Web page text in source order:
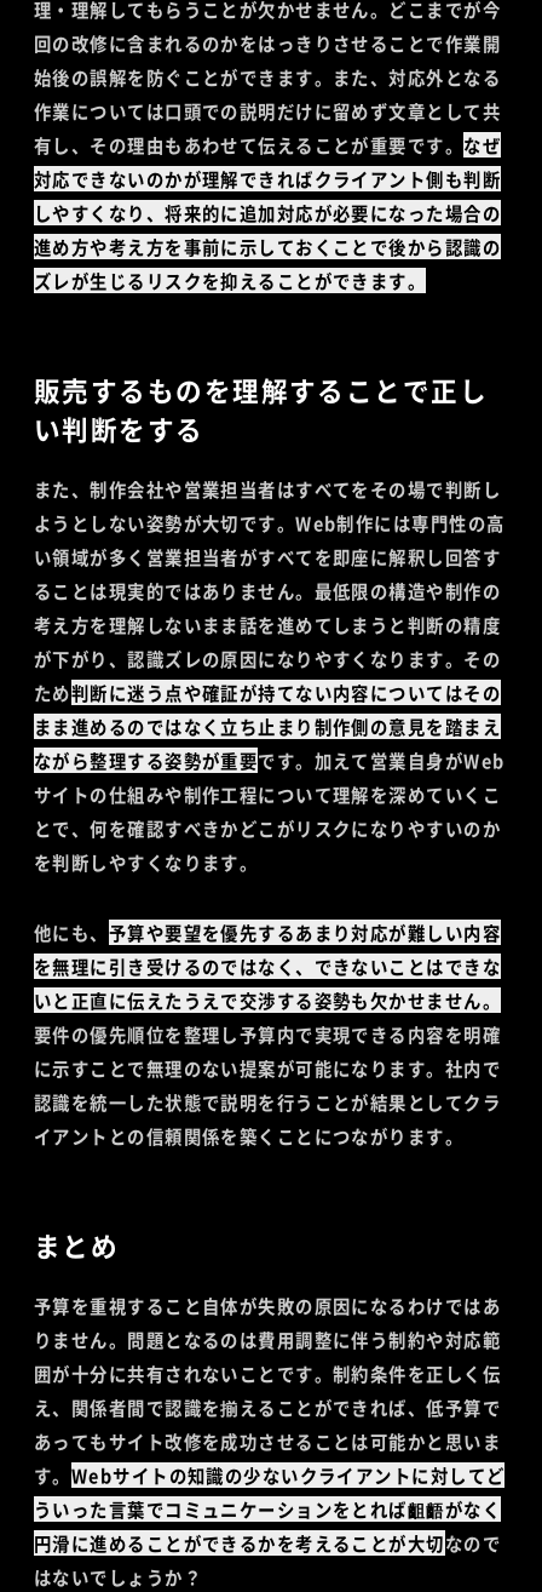
理・理解してもらうことが欠かせません。どこまでが今
回の改修に含まれるのかをはっきりさせることで作業開
始後の誤解を防ぐことができます。また、対応外となる
作業については口頭での説明だけに留めず文章として共
有し、その理由もあわせて伝えることが重要です。 なぜ
対応できないのかが理解できればクライアント側も判断
しやすくなり、将来的に追加対応が必要になった場合の
進め方や考え方を事前に示しておくことで後から認識の
ズレが生じるリスクを抑えることができます。
販売するものを理解することで正し
い判断をする
また、制作会社や営業担当者はすべてをその場で判断し
ようとしない姿勢が大切です。Web制作には専門性の高
い領域が多く営業担当者がすべてを即座に解釈し回答す
ることは現実的ではありません。最低限の構造や制作の
考え方を理解しないまま話を進めてしまうと判断の精度
が下がり、認識ズレの原因になりやすくなります。その
ため判断に迷う点や確証が持てない内容についてはその
まま進めるのではなく立ち止まり制作側の意見を踏まえ
ながら整理する姿勢が重要です。加えて営業自身がWeb
サイトの仕組みや制作工程について理解を深めていくこ
とで、何を確認すべきかどこがリスクになりやすいのか
を判断しやすくなります。
他にも、 予算や要望を優先するあまり対応が難しい内容
を無理に引き受けるのではなく、できないことはできな
いと正直に伝えたうえで交渉する姿勢も欠かせません。
要件の優先順位を整理し予算内で実現できる内容を明確
に示すことで無理のない提案が可能になります。社内で
認識を統一した状態で説明を行うことが結果としてクラ
イアントとの信頼関係を築くことにつながります。
まとめ
予算を重視すること自体が失敗の原因になるわけではあ
りません。問題となるのは費用調整に伴う制約や対応範
囲が十分に共有されないことです。制約条件を正しく伝
え、関係者間で認識を揃えることができれば、低予算で
あってもサイト改修を成功させることは可能かと思いま
す。 Webサイトの知識の少ないクライアントに対してど
ういった言葉でコミュニケーションをとれば齟齬がなく
円滑に進めることができるかを考えることが大切なので
はないでしょうか？